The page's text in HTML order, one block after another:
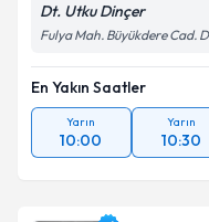
Dt. Utku Dinçer
Fulya Mah. Büyükdere Cad.
En Yakın Saatler
Yarın
10:00
Yarın
10:30